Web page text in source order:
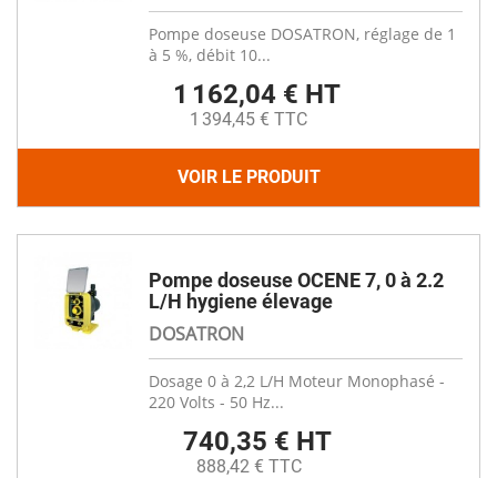
Pompe doseuse DOSATRON, réglage de 1
à 5 %, débit 10...
1 162,04 € HT
1 394,45 € TTC
VOIR LE PRODUIT
Pompe doseuse OCENE 7, 0 à 2.2
L/H hygiene élevage
DOSATRON
Dosage 0 à 2,2 L/H Moteur Monophasé -
220 Volts - 50 Hz...
740,35 € HT
888,42 € TTC